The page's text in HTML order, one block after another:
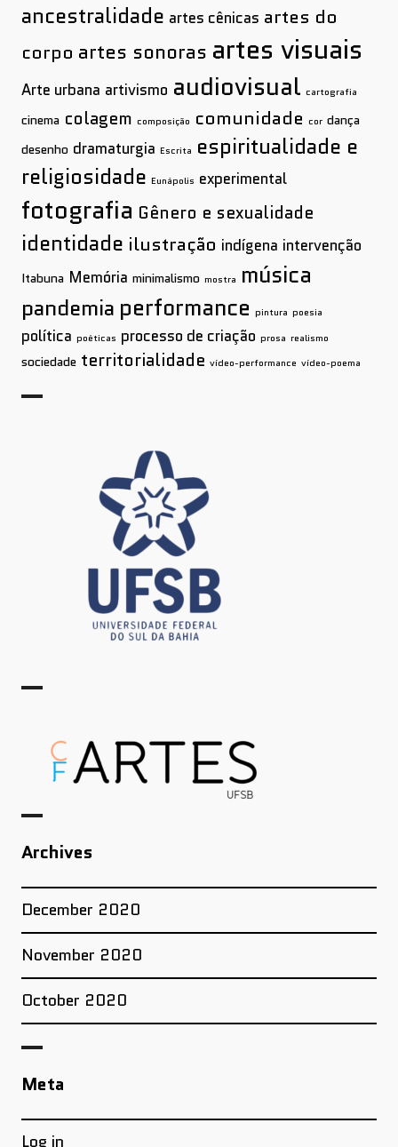
ancestralidade artes cênicas artes do
corpo artes sonoras artes visuais
Arte urbana artivismo audiovisual cartografia
cinema colagem composição comunidade cor dança
desenho dramaturgia Escrita espiritualidade e
religiosidade Eunápolis experimental
fotografia Gênero e sexualidade
identidade ilustração indígena intervenção
Itabuna Memória minimalismo mostra música
pandemia performance pintura poesia
política poéticas processo de criação prosa realismo
sociedade territorialidade vídeo-performance vídeo-poema
Archives
December 2020
November 2020
October 2020
Meta
Log in